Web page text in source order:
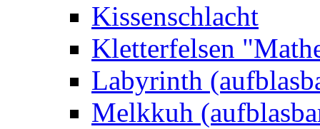
Kissenschlacht
Kletterfelsen
Labyrinth
Melkkuh